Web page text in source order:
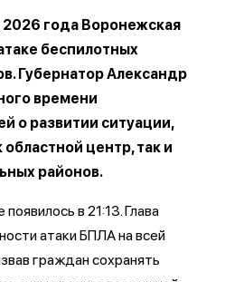
2026 года Воронежская
беспилотных
Губернатор Александр
времени
о развитии ситуации,
областной центр, так и
районов.
в 21:13. Глава
атаки БПЛА на всей
граждан сохранять